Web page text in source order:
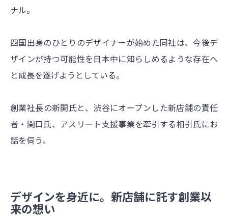
ナル。
四国出身のひとりのデザイナーが始めた同社は、今後デ
ザインが持つ可能性を日本中に知らしめるような存在へ
と成長を遂げようとしている。
創業社長の新開氏と、渋谷にオープンした新店舗の責任
者・関口氏、アスリート支援事業を牽引する相引氏にお
話を伺う。
デザインを身近に。新店舗に託す創業以
来の想い